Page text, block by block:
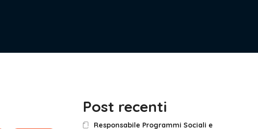
Post recenti
Responsabile Programmi Sociali e